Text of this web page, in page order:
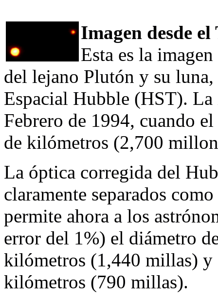
Imagen desde
Esta es la
del lejano Plutón y su
Espacial Hubble (HST).
Febrero de 1994, cuando
de kilómetros (2,700
La óptica corregida del
claramente separados
permite ahora a los
error del 1%) el diámetro
kilómetros (1,440 millas) y
kilómetros (790 millas).